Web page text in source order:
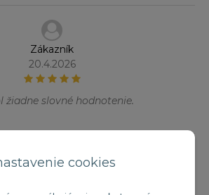
cookies
Zákazník
20.4.2026
žiadne slovné hodnotenie.
30.1.2025